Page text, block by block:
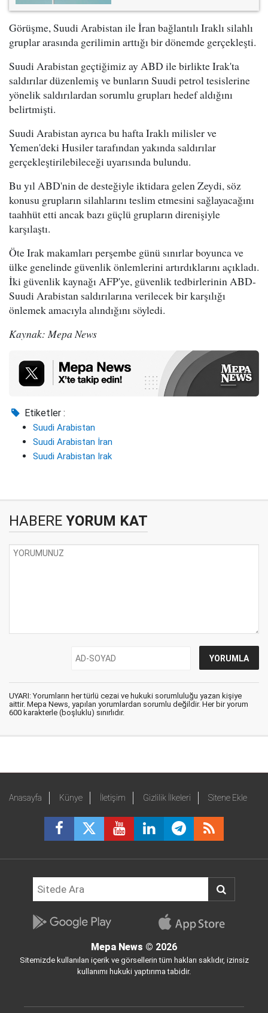
Görüşme, Suudi Arabistan ile İran bağlantılı Iraklı silahlı
gruplar arasında gerilimin arttığı bir dönemde gerçekleşti.
Suudi Arabistan geçtiğimiz ay ABD ile birlikte Irak'ta
saldırılar düzenlemiş ve bunların Suudi petrol tesislerine
yönelik saldırılardan sorumlu grupları hedef aldığını
belirtmişti.
Suudi Arabistan ayrıca bu hafta Iraklı milisler ve
Yemen'deki Husiler tarafından yakında saldırılar
gerçekleştirilebileceği uyarısında bulundu.
Bu yıl ABD'nin de desteğiyle iktidara gelen Zeydi, söz
konusu grupların silahlarını teslim etmesini sağlayacağını
taahhüt etti ancak bazı güçlü grupların direnişiyle
karşılaştı.
Öte Irak makamları perşembe günü sınırlar boyunca ve
ülke genelinde güvenlik önlemlerini artırdıklarını açıkladı.
İki güvenlik kaynağı AFP'ye, güvenlik tedbirlerinin ABD-
Suudi Arabistan saldırılarına verilecek bir karşılığı
önlemek amacıyla alındığını söyledi.
Kaynak: Mepa News
Etiketler :
Suudi Arabistan
Suudi Arabistan İran
Suudi Arabistan Irak
HABERE YORUM KAT
UYARI: Yorumların her türlü cezai ve hukuki sorumluluğu yazan kişiye
aittir. Mepa News, yapılan yorumlardan sorumlu değildir. Her bir yorum
600 karakterle (boşluklu) sınırlıdır.
Anasayfa Künye İletişim Gizlilik İlkeleri Sitene Ekle
Mepa News © 2026
Sitemizde kullanılan içerik ve görsellerin tüm hakları saklıdır, izinsiz
kullanımı hukuki yaptırıma tabidir.